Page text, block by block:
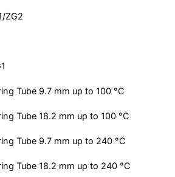
ZG2
Tube 9.7 mm up to 100 °C
Tube 18.2 mm up to 100 °C
Tube 9.7 mm up to 240 °C
Tube 18.2 mm up to 240 °C